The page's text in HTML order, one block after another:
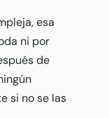
esa
ni por
de
si no se las